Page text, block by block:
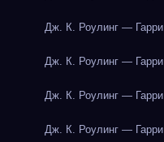
Дж. К. Роулинг —
Дж. К. Роулинг —
Дж. К. Роулинг —
Дж. К. Роулинг —